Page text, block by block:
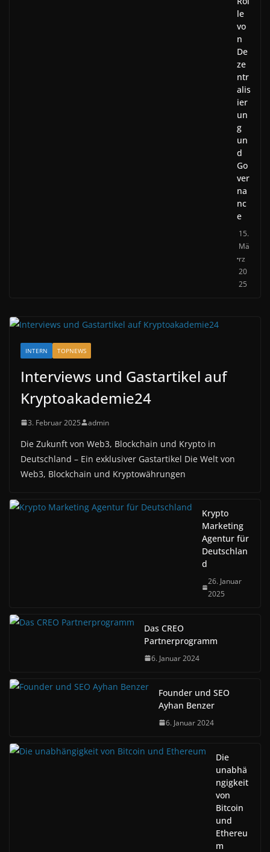
le
vo
n
De
ze
ntr
alis
ier
un
g
un
d
Go
ver
na
nc
e
15.
Mä
rz
20
25
INTERN TOPNEWS
Interviews und Gastartikel auf
Kryptoakademie24
3. Februar 2025 admin
Die Zukunft von Web3, Blockchain und Krypto in
Deutschland – Ein exklusiver Gastartikel Die Welt von
Web3, Blockchain und Kryptowährungen
Krypto
Marketing
Agentur für
Deutschlan
d
26. Januar
2025
Das CREO
Partnerprogramm
6. Januar 2024
Founder und SEO
Ayhan Benzer
6. Januar 2024
Die
unabhä
ngigkeit
von
Bitcoin
und
Ethereu
m